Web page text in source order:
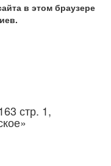
в этом браузере
стр. 1,